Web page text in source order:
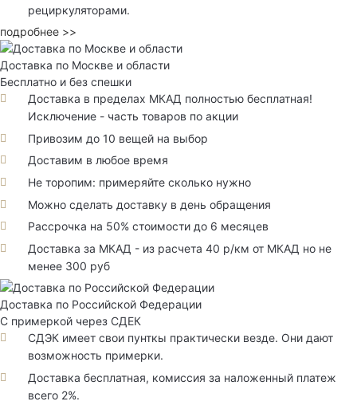
рециркуляторами.
подробнее >>
Доставка по Москве и области
Бесплатно и без спешки
Доставка в пределах МКАД полностью бесплатная!
Исключение - часть товаров по акции
Привозим до 10 вещей на выбор
Доставим в любое время
Не торопим: примеряйте сколько нужно
Можно сделать доставку в день обращения
Рассрочка на 50% стоимости до 6 месяцев
Доставка за МКАД - из расчета 40 р/км от МКАД но не
менее 300 руб
Доставка по Российской Федерации
С примеркой через СДЕК
СДЭК имеет свои пунткы практически везде. Они дают
возможность примерки.
Доставка бесплатная, комиссия за наложенный платеж
всего 2%.